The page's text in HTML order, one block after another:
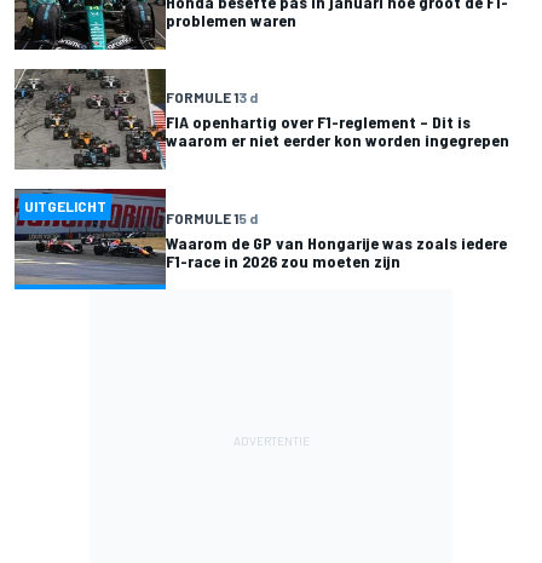
problemen waren
FORMULE 13 d
FIA openhartig over F1-reglement – Dit is
waarom er niet eerder kon worden ingegrepen
UITGELICHT
FORMULE 15 d
Waarom de GP van Hongarije was zoals iedere
F1-race in 2026 zou moeten zijn